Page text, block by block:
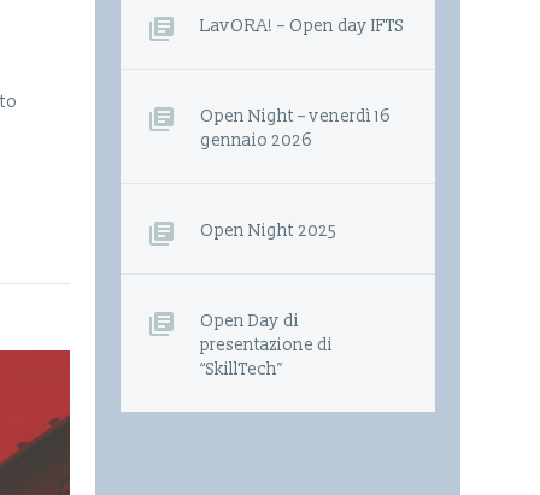
LavORA! – Open day IFTS
Open Night – venerdì 16
gennaio 2026
Open Night 2025
Open Day di
presentazione di
“SkillTech”